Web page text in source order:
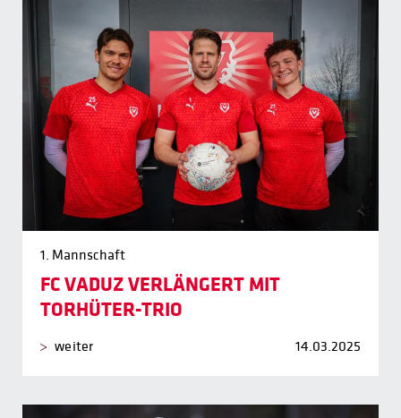
1. Mannschaft
FC VADUZ VERLÄNGERT MIT
TORHÜTER-TRIO
weiter 14.03.2025